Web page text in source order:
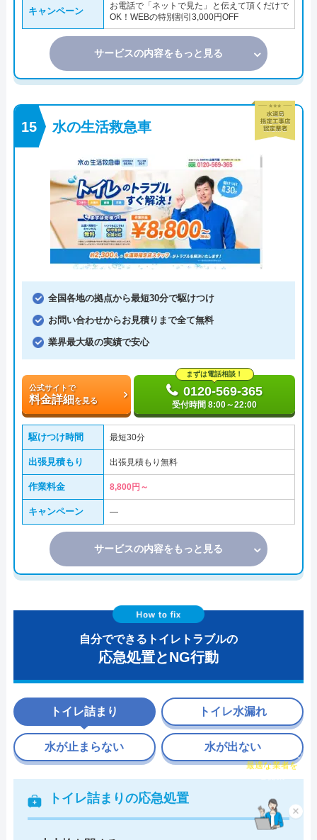
キャンペーン
お電話で「ネットで見た」と伝えて頂くだけで
OK！WEBの特別割引3,000円OFF
サービスの内容をもっと見る
水の生活救急車
全国各地の拠点から最短30分で駆けつけ
お問い合わせからお見積りまで全て無料
業界最大級の実績で安心
公式サイトで
料金詳細を見る
まずは電話相談！
0120-569-365
受付時間 8:00～22:00
駆けつけ時間 最短30分
出張見積もり 出張見積もり無料
作業料金 8,800円～
キャンペーン ―
サービスの内容をもっと見る
自分でできるトイレトラブルの
応急処置とNG行動
トイレ詰まり
トイレ詰まりの応急処置
トイレ水漏れ
水が止まらない 水が出ない
×
チャット診断で
最適な業者を
ご提案